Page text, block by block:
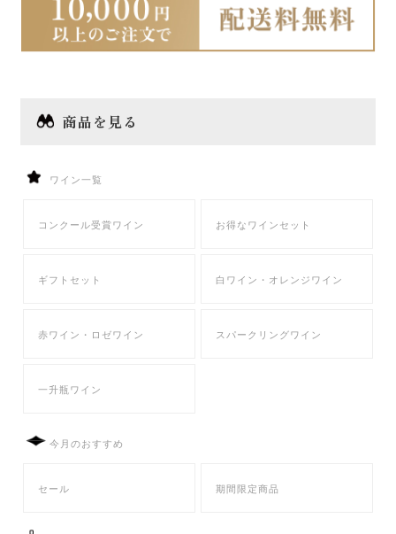
商品を見る
ワイン一覧
コンクール受賞ワイン お得なワインセット
ギフトセット 白ワイン・オレンジワイン
赤ワイン・ロゼワイン スパークリングワイン
一升瓶ワイン
今月のおすすめ
セール 期間限定商品